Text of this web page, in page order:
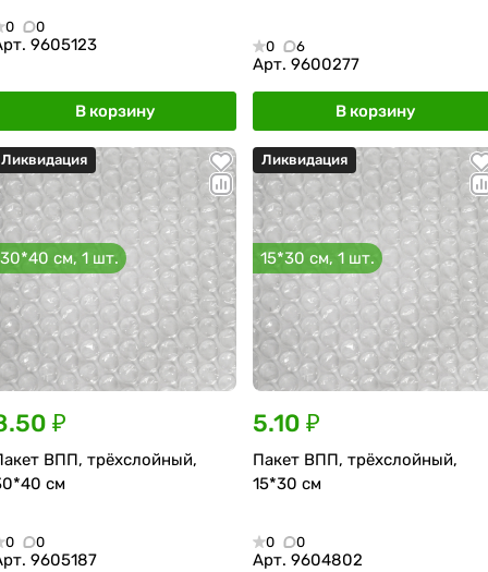
0 0
9605123
В корзину
0 6
Арт. 9600277
В корзину
Ликвидация
30*40 см, 1 шт.
₽
ВПП, трёхслойный,
см
0 0
9605187
Ликвидация
15*30 см, 1 шт.
5.10 ₽
Пакет ВПП, трёхслойный,
15*30 см
0 0
Арт. 9604802